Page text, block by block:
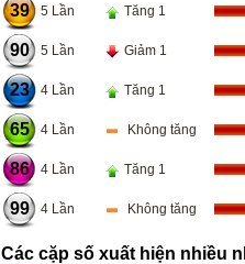
39 5 Lần Tăng 1
90 5 Lần Giảm 1
23 4 Lần Tăng 1
65 4 Lần Không tăng
86 4 Lần Tăng 1
99 4 Lần Không tăng
Các cặp số xuất hiện nhiều